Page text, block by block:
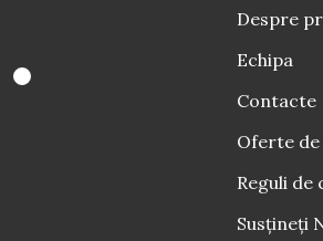
Despre
Echipa
Contacte
Oferte
Reguli de
Susțineți